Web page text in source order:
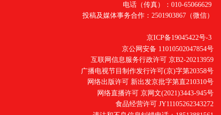
电话（传真）：010-65066629
投稿及媒体事务合作：2501903867（微信）
京ICP备19045422号-3
京公网安备 11010502047854号
互联网信息服务行政许可 京B2-20213959
广播电视节目制作发行许可(京)字第20358号
网络出版许可 新出发京批字第直210310号
网络直播许可 京网文(2021)3443-945号
食品经营许可 JY11105262343272